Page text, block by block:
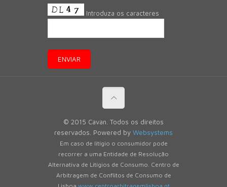
Introduza os caracteres
© 2015 Cavan. Todos os direitos
reservados. Powered by Websystems
Em caso de litígio o consumidor pode
recorrer a uma Entidade de Resolução
Alternativa de Litígios de Consumo. Centro de
Arbitragem de Conflitos de Consumo de